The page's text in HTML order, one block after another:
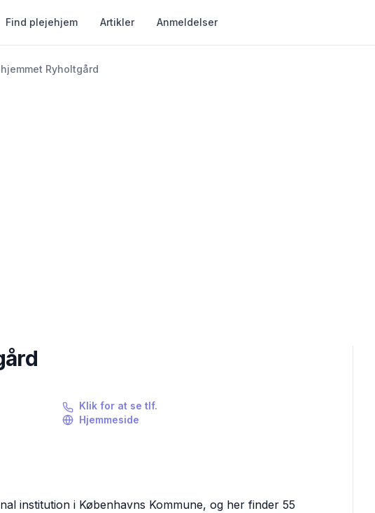
Find plejehjem Artikler Anmeldelser
Ryholtgård
Klik for at se tlf.
Hjemmeside
institution i Københavns Kommune, og her finder 55